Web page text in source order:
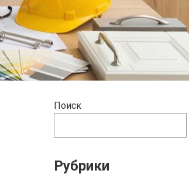
Поиск
Рубрики